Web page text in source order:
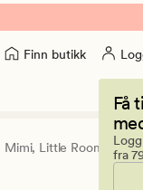
Finn butikk
Få
fra
Mimi, Little Roomies